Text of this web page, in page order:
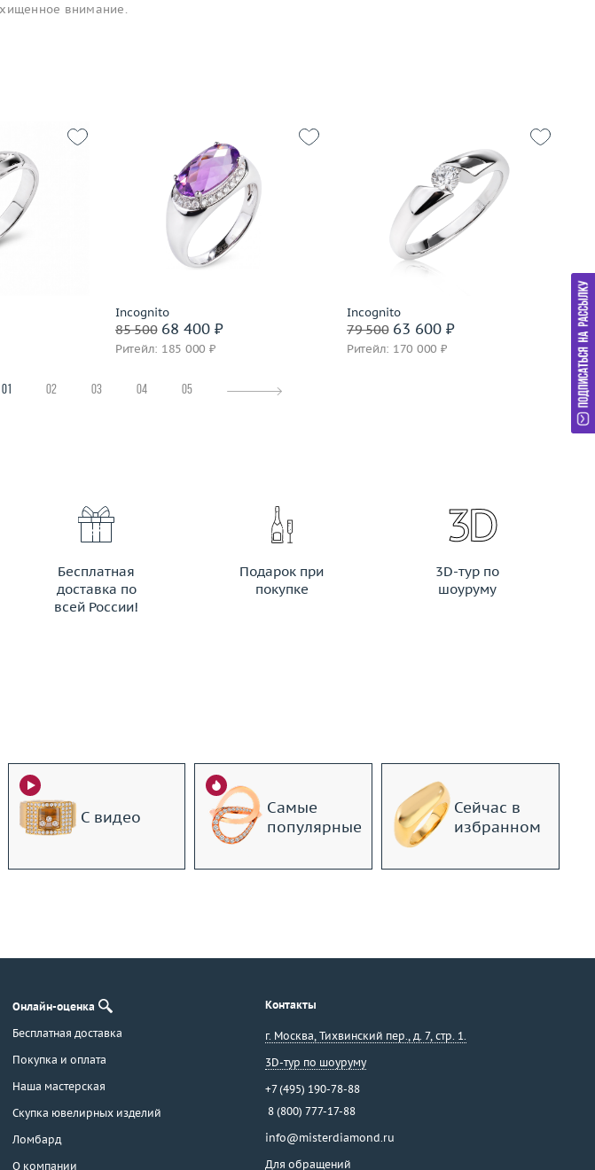
внимание.
19.75
585 пробы
Incognito
85 50068 400 ₽
Ритейл: 185 000 ₽
Материал
золото 585 пробы
Incognito
79 50063 600 ₽
Ритейл: 170 000 ₽
Материал
золото 585 пробы
Подробнее
01 02 03 04 05
Бесплатная
доставка по
всей России!
Подарок при
покупке
3D-тур по
шоуруму
С видео
Самые
популярные
Сейчас в
избранном
Онлайн-оценка
Бесплатная доставка
Покупка и оплата
Наша мастерская
Скупка ювелирных изделий
Ломбард
О компании
Контакты
г. Москва, Тихвинский пер., д. 7, стр. 1.
3D-тур по шоуруму
+7 (495) 190-78-88
8 (800) 777-17-88
info@misterdiamond.ru
Для обращений